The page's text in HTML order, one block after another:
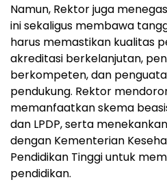
Namun, Rektor juga
ini sekaligus membawa
harus memastikan kualitas
akreditasi berkelanjutan,
berkompeten, dan
pendukung. Rektor
memanfaatkan skema
dan LPDP, serta
dengan Kementerian
Pendidikan Tinggi untuk
pendidikan.